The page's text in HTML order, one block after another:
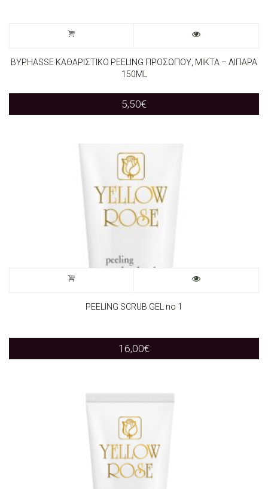
BYPHASSE ΚΑΘΑΡΙΣΤΙΚΟ PEELING ΠΡΟΣΩΠΟΥ, ΜΙΚΤΑ – ΛΙΠΑΡΑ
150ML
5,50€
PEELING SCRUB GEL no 1
16,00€